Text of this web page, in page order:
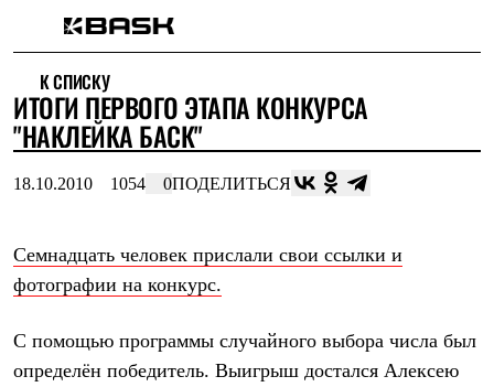
Интернет-магазин
Мужская одежда
Утепленная пухом
Куртки
Жилеты
Куртки
Брюки
Штормовая одежда
Брюки
Софтшелл одежда
Куртки
К СПИСКУ
ИТОГИ ПЕРВОГО ЭТАПА КОНКУРСА
"НАКЛЕЙКА БАСК"
18.10.2010 1054 0ПОДЕЛИТЬСЯ
Семнадцать человек прислали свои ссылки и
фотографии на конкурс.
С помощью программы случайного выбора числа был
определён победитель. Выигрыш достался Алексею